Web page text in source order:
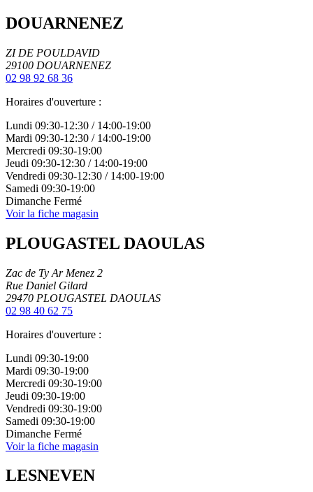
DOUARNENEZ
ZI DE POULDAVID
29100 DOUARNENEZ
02 98 92 68 36
Horaires d'ouverture :
Lundi 09:30-12:30 /14:00-19:00
Mardi 09:30-12:30 /14:00-19:00
Mercredi 09:30-19:00
Jeudi 09:30-12:30 /14:00-19:00
Vendredi 09:30-12:30 /14:00-19:00
Samedi 09:30-19:00
Dimanche Fermé
Voir la fiche magasin
PLOUGASTEL DAOULAS
Zac de Ty Ar Menez 2
Rue Daniel Gilard
29470 PLOUGASTEL DAOULAS
02 98 40 62 75
Horaires d'ouverture :
Lundi 09:30-19:00
Mardi 09:30-19:00
Mercredi 09:30-19:00
Jeudi 09:30-19:00
Vendredi 09:30-19:00
Samedi 09:30-19:00
Dimanche Fermé
Voir la fiche magasin
LESNEVEN